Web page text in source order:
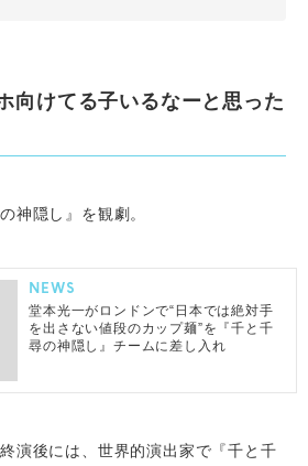
向けてる子いるなーと思った
神隠し』を観劇。
NEWS
堂本光一がロンドンで“日本では絶対手
を出さない値段のカップ麺”を『千と千
尋の神隠し』チームに差し入れ
演後には、世界的演出家で『千と千